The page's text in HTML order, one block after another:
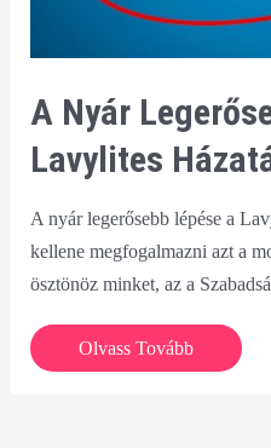
A Nyár
Lavylites
A nyár legerősebb lépése a
kellene megfogalmazni azt a
ösztönöz minket, az a
A
Olvass Tovább